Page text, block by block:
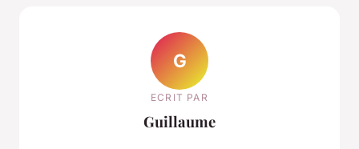
G
ECRIT PAR
Guillaume